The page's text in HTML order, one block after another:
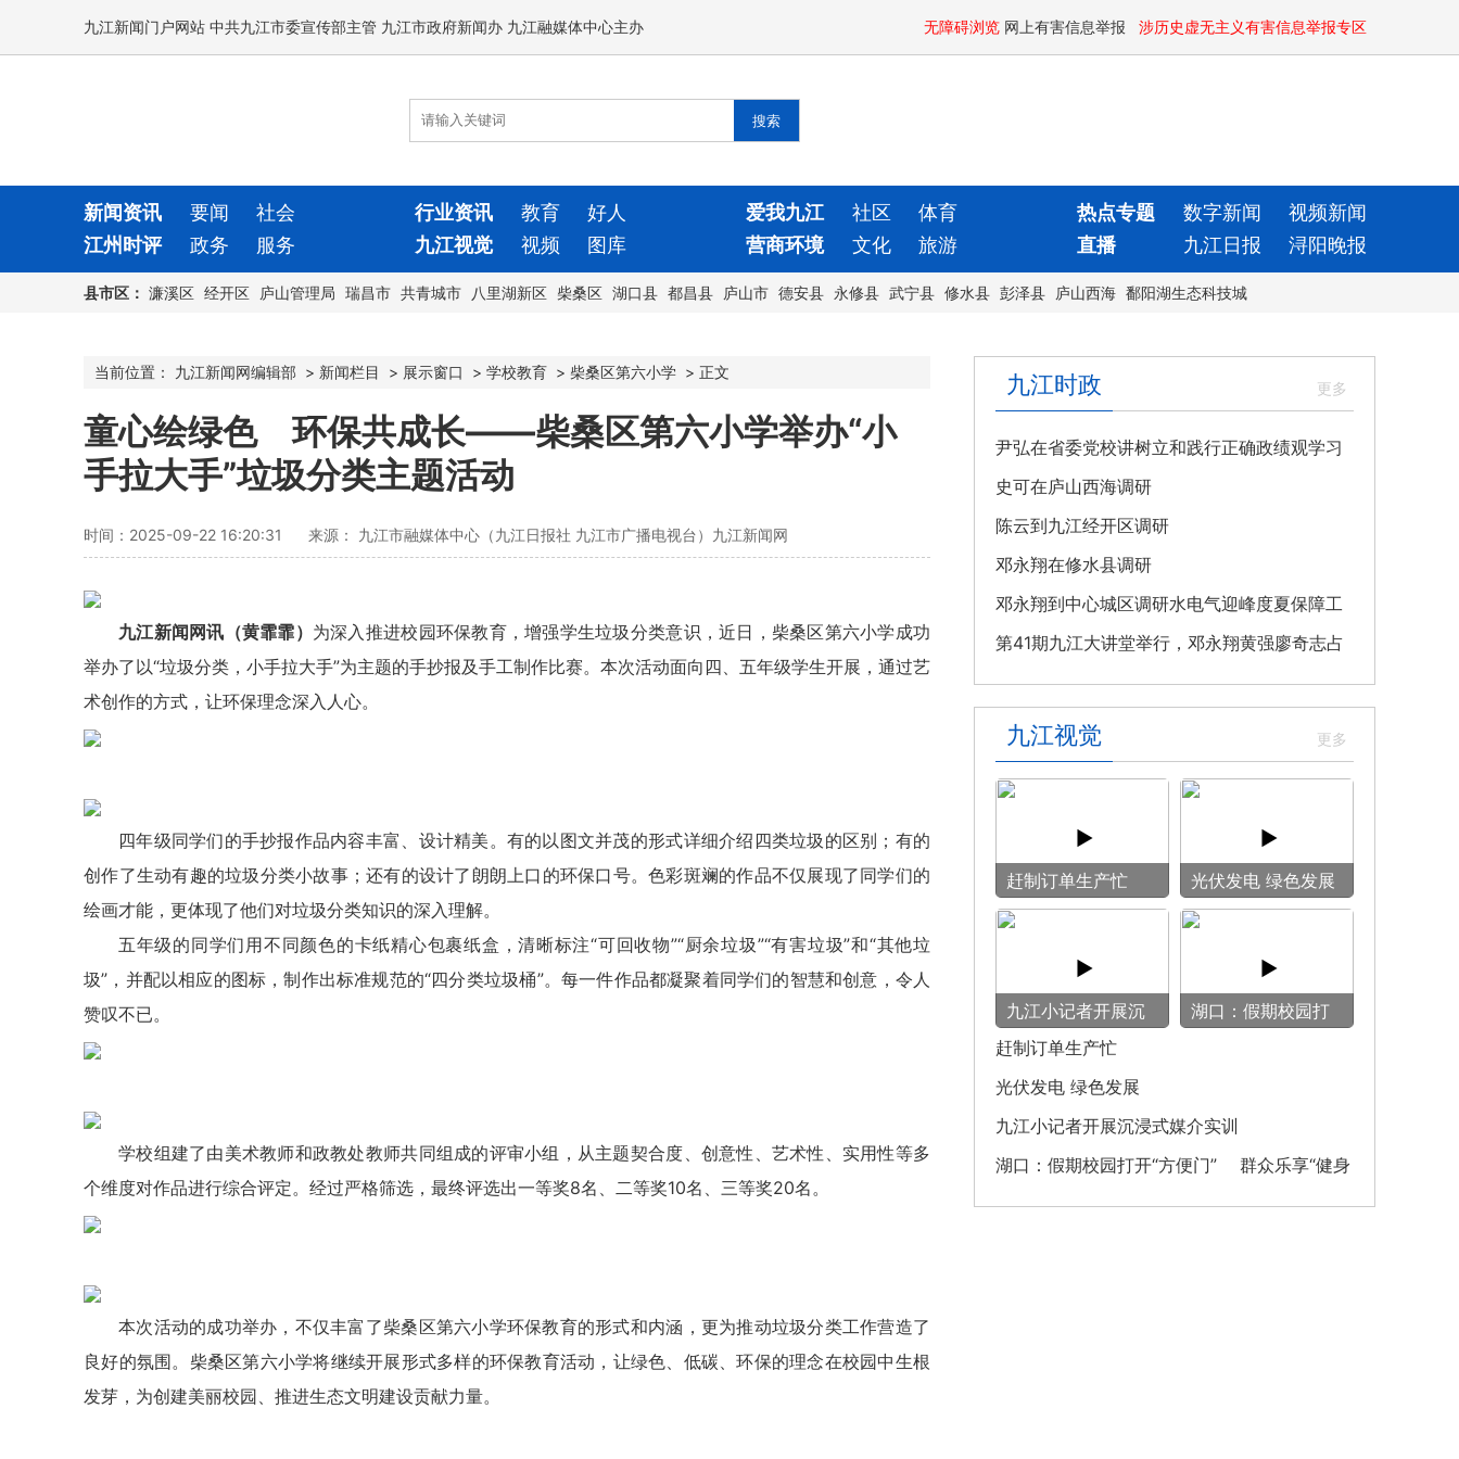
九江新闻门户网站 中共九江市委宣传部主管 九江市政府新闻办 九江融媒体中心主办 无障碍浏览 网上有害信息举报 涉历史虚无主义有害信息举报专区
新闻资讯 要闻 社会 行业资讯 教育 好人 爱我九江 社区 体育 热点专题 数字新闻
视频新闻
江州时评
政务 服务 九江视觉 视频 图库 营商环境 文化 旅游 直播 九江日报 浔阳晚报
县市区： 濂溪区 经开区 庐山管理局 瑞昌市 共青城市 八里湖新区 柴桑区 湖口县 都昌县 庐山市 德安县 永修县 武宁县 修水县 彭泽县 庐山西海 鄱阳湖生态科技城
当前位置： 九江新闻网编辑部 > 新闻栏目 > 展示窗口 > 学校教育 > 柴桑区第六小学 > 正文
童心绘绿色 环保共成长——柴桑区第六小学举办“小
手拉大手”垃圾分类主题活动
时间：2025-09-22 16:20:31 来源： 九江市融媒体中心（九江日报社 九江市广播电视台）九江新闻网
九江新闻网讯（黄霏霏） 为深入推进校园环保教育，增强学生垃圾分类意识，近日，柴桑区第六小学成功
举办了以“垃圾分类，小手拉大手”为主题的手抄报及手工制作比赛。本次活动面向四、五年级学生开展，通过艺
术创作的方式，让环保理念深入人心。
四年级同学们的手抄报作品内容丰富、设计精美。有的以图文并茂的形式详细介绍四类垃圾的区别；有的
创作了生动有趣的垃圾分类小故事；还有的设计了朗朗上口的环保口号。色彩斑斓的作品不仅展现了同学们的
绘画才能，更体现了他们对垃圾分类知识的深入理解。
五年级的同学们用不同颜色的卡纸精心包裹纸盒，清晰标注“可回收物”“厨余垃圾”“有害垃圾”和“其他垃
圾”，并配以相应的图标，制作出标准规范的“四分类垃圾桶”。每一件作品都凝聚着同学们的智慧和创意，令人
赞叹不已。
学校组建了由美术教师和政教处教师共同组成的评审小组，从主题契合度、创意性、艺术性、实用性等多
个维度对作品进行综合评定。经过严格筛选，最终评选出一等奖8名、二等奖10名、三等奖20名。
本次活动的成功举办，不仅丰富了柴桑区第六小学环保教育的形式和内涵，更为推动垃圾分类工作营造了
良好的氛围。柴桑区第六小学将继续开展形式多样的环保教育活动，让绿色、低碳、环保的理念在校园中生根
发芽，为创建美丽校园、推进生态文明建设贡献力量。
九江时政
尹弘在省委党校讲树立和践行正确政绩观学习
教育专题党课
史可在庐山西海调研
陈云到九江经开区调研
邓永翔在修水县调研
邓永翔到中心城区调研水电气迎峰度夏保障工
作
第41期九江大讲堂举行，邓永翔黄强廖奇志占
勇出席
九江视觉
赶制订单生产忙 光伏发电 绿色发展
九江小记者开展沉
浸式媒介实训
湖口：假期校园打
赶制订单生产忙
光伏发电 绿色发展
九江小记者开展沉浸式媒介实训
湖口：假期校园打开“方便门” 群众乐享“健身
圈”